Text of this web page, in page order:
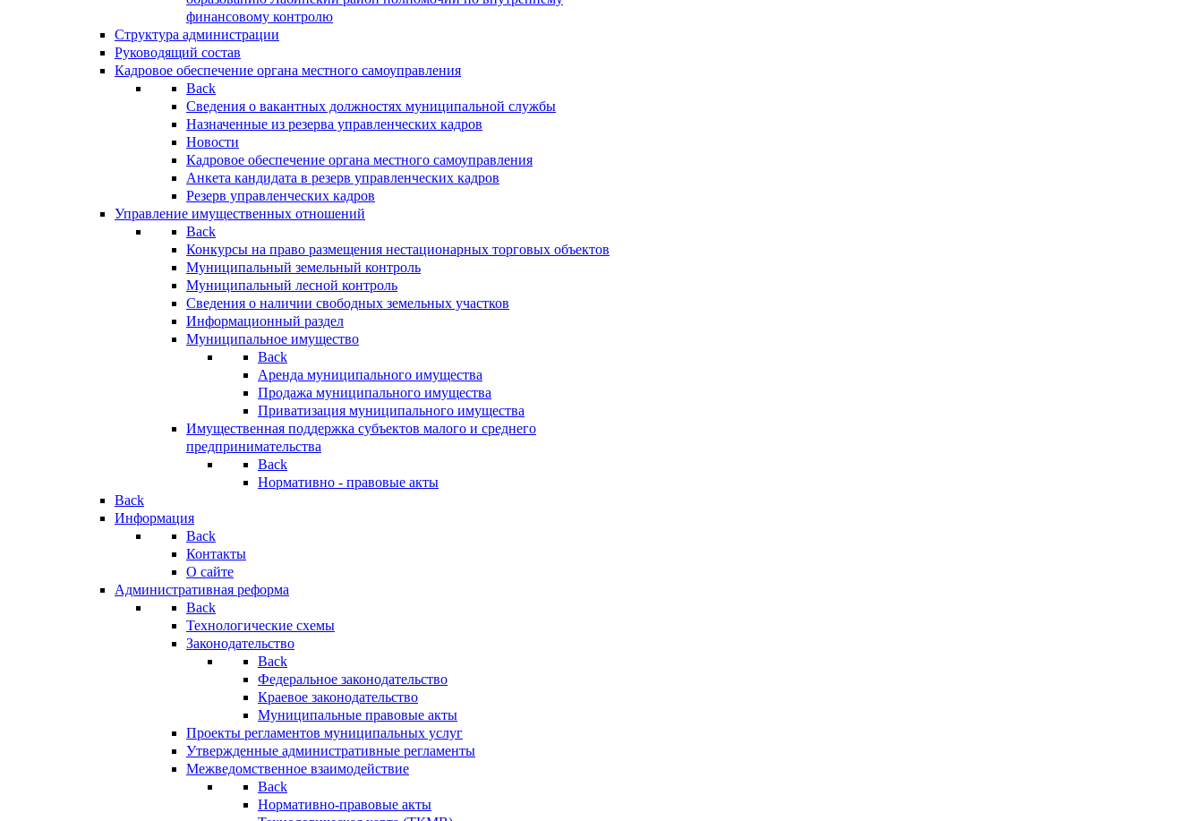
финансовому контролю
Структура администрации
Руководящий состав
Кадровое обеспечение органа местного самоуправления
Back
Сведения о вакантных должностях муниципальной службы
Назначенные из резерва управленческих кадров
Новости
Кадровое обеспечение органа местного самоуправления
Анкета кандидата в резерв управленческих кадров
Резерв управленческих кадров
Управление имущественных отношений
Back
Конкурсы на право размещения нестационарных торговых объектов
Муниципальный земельный контроль
Муниципальный лесной контроль
Сведения о наличии свободных земельных участков
Информационный раздел
Муниципальное имущество
Back
Аренда муниципального имущества
Продажа муниципального имущества
Приватизация муниципального имущества
Имущественная поддержка субъектов малого и среднего
предпринимательства
Back
Нормативно - правовые акты
Back
Информация
Back
Контакты
О сайте
Административная реформа
Back
Технологические схемы
Законодательство
Back
Федеральное законодательство
Краевое законодательство
Муниципальные правовые акты
Проекты регламентов муниципальных услуг
Утвержденные административные регламенты
Межведомственное взаимодействие
Back
Нормативно-правовые акты